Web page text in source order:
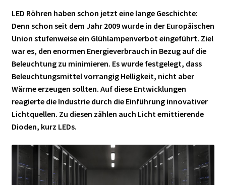
LED Röhren haben schon jetzt eine lange Geschichte:
Denn schon seit dem Jahr 2009 wurde in der Europäischen
Union stufenweise ein Glühlampenverbot eingeführt. Ziel
war es, den enormen Energieverbrauch in Bezug auf die
Beleuchtung zu minimieren. Es wurde festgelegt, dass
Beleuchtungsmittel vorrangig Helligkeit, nicht aber
Wärme erzeugen sollten. Auf diese Entwicklungen
reagierte die Industrie durch die Einführung innovativer
Lichtquellen. Zu diesen zählen auch Licht emittierende
Dioden, kurz LEDs.